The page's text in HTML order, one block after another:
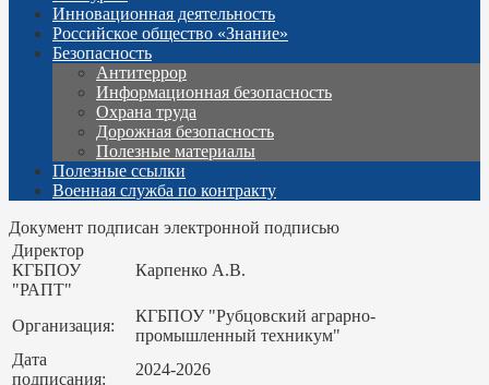
Инновационная деятельность
Российское общество «Знание»
Безопасность
Антитеррор
Информационная безопасность
Охрана труда
Дорожная безопасность
Полезные материалы
Полезные ссылки
Военная служба по контракту
Документ подписан электронной подписью
Директор
КГБПОУ
"РАПТ"
Карпенко А.В.
Организация:
КГБПОУ "Рубцовский аграрно-
промышленный техникум"
Дата
подписания:
2024-2026